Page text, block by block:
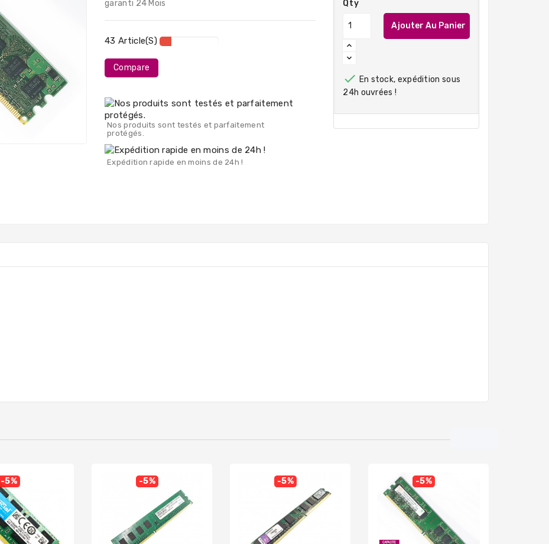
garanti 24 Mois
43 Article(s)
Compare
Nos produits sont testés et parfaitement
protégés.
Expédition rapide en moins de 24h !
Qty
Ajouter Au Panier
 En stock, expédition sous
24h ouvrées !
-5% -5% -5% -5%